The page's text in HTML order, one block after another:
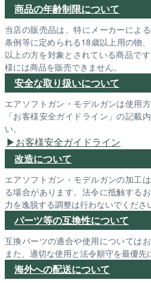
商品の年齢制限について
当店の販売品は、特にメーカーによ
条例等に定められる18歳以上用の物
以上の方を対象とされている商品で
様には商品を販売できません。
安全な取り扱いについて
エアソフトガン・モデルガンは使用
「お客様安全ガイドライン」の記載
い。
お客様安全ガイドライン
改造について
エアソフトガン・モデルガンの加工
る場合があります。法令に抵触する
力を逸脱する調整は行わないでくださ
パーツ等の互換性について
互換パーツの適合や使用については
また、適切な使用と法令順守を最優先
海外への配送について